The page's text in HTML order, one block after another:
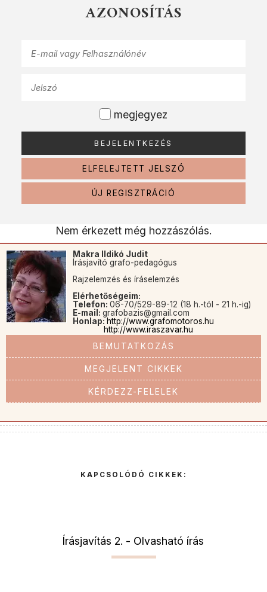
AZONOSÍTÁS
megjegyez
ELFELEJTETT JELSZÓ
ÚJ REGISZTRÁCIÓ
Nem érkezett még hozzászólás.
Makra Ildikó Judit
Írásjavító grafo-pedagógus
Rajzelemzés és íráselemzés
Elérhetőségeim:
Telefon: 06-70/529-89-12 (18 h.-tól - 21 h.-ig)
E-mail: grafobazis@gmail.com
Honlap:http://www.grafomotoros.hu
http://www.iraszavar.hu
BEMUTATKOZÁS
MEGJELENT CIKKEK
KÉRDEZZ-FELELEK
KAPCSOLÓDÓ CIKKEK:
Írásjavítás 2. - Olvasható írás